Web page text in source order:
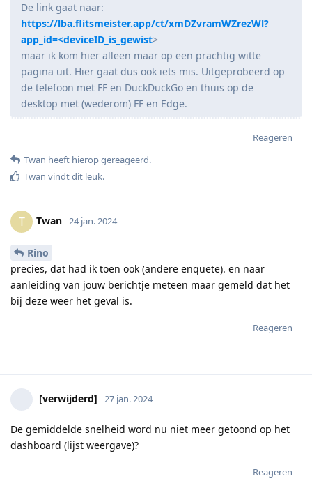
De link gaat naar:
https://lba.flitsmeister.app/ct/xmDZvramWZrezWl?
app_id=<deviceID_is_gewist>
maar ik kom hier alleen maar op een prachtig witte
pagina uit. Hier gaat dus ook iets mis. Uitgeprobeerd op
de telefoon met FF en DuckDuckGo en thuis op de
desktop met (wederom) FF en Edge.
Reageren
Twan heeft hierop gereageerd.
Twan vindt dit leuk.
T Twan 24 jan. 2024
Rino
precies, dat had ik toen ook (andere enquete). en naar
aanleiding van jouw berichtje meteen maar gemeld dat het
bij deze weer het geval is.
Reageren
[verwijderd] 27 jan. 2024
De gemiddelde snelheid word nu niet meer getoond op het
dashboard (lijst weergave)?
Reageren